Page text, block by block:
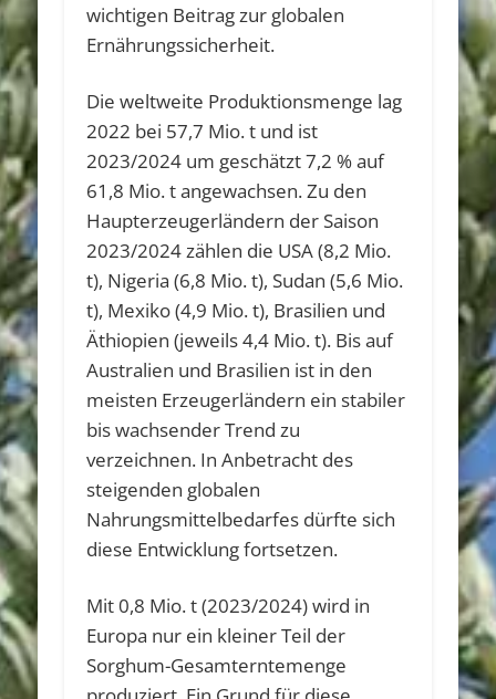
wichtigen Beitrag zur globalen
Ernährungssicherheit.
Die weltweite Produktionsmenge lag
2022 bei 57,7 Mio. t und ist
2023/2024 um geschätzt 7,2 % auf
61,8 Mio. t angewachsen. Zu den
Haupterzeugerländern der Saison
2023/2024 zählen die USA (8,2 Mio.
t), Nigeria (6,8 Mio. t), Sudan (5,6 Mio.
t), Mexiko (4,9 Mio. t), Brasilien und
Äthiopien (jeweils 4,4 Mio. t). Bis auf
Australien und Brasilien ist in den
meisten Erzeugerländern ein stabiler
bis wachsender Trend zu
verzeichnen. In Anbetracht des
steigenden globalen
Nahrungsmittelbedarfes dürfte sich
diese Entwicklung fortsetzen.
Mit 0,8 Mio. t (2023/2024) wird in
Europa nur ein kleiner Teil der
Sorghum-Gesamterntemenge